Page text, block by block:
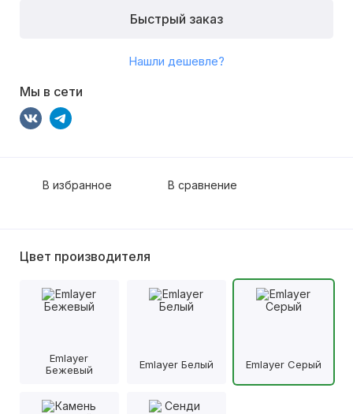
Быстрый заказ
Нашли дешевле?
Мы в сети
В избранное В сравнение
Цвет производителя
Emlayer
Бежевый
Emlayer Белый Emlayer Серый